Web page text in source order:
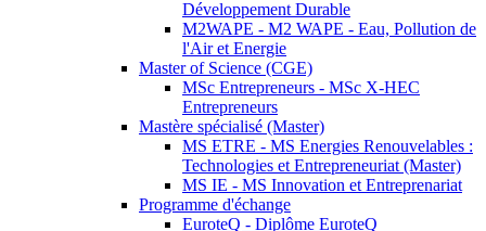
Développement Durable
M2WAPE - M2 WAPE - Eau, Pollution de
l'Air et Energie
Master of Science (CGE)
MSc Entrepreneurs - MSc X-HEC
Entrepreneurs
Mastère spécialisé (Master)
MS ETRE - MS Energies Renouvelables :
Technologies et Entrepreneuriat (Master)
MS IE - MS Innovation et Entreprenariat
Programme d'échange
EuroteQ - Diplôme EuroteQ